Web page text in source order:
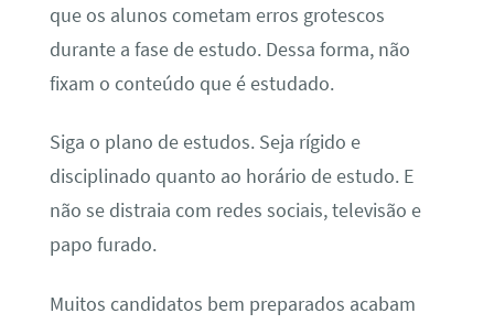
que os alunos cometam erros grotescos
durante a fase de estudo. Dessa forma, não
fixam o conteúdo que é estudado.
Siga o plano de estudos. Seja rígido e
disciplinado quanto ao horário de estudo. E
não se distraia com redes sociais, televisão e
papo furado.
Muitos candidatos bem preparados acabam